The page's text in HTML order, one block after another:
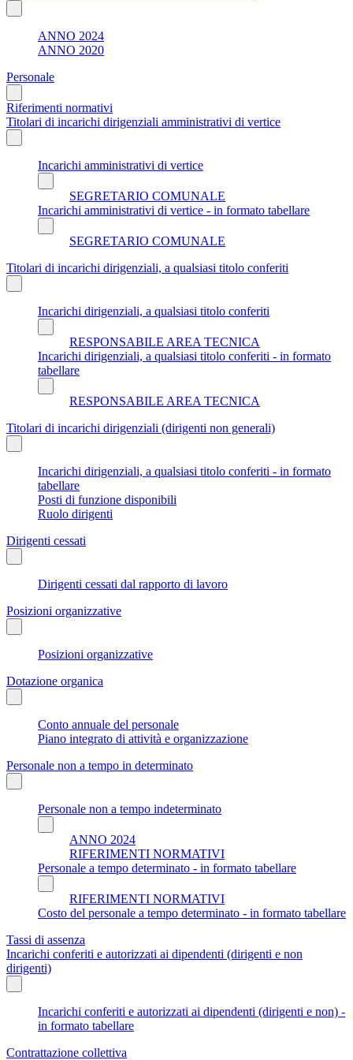
ANNO 2024
ANNO 2020
Personale
Riferimenti normativi
Titolari di incarichi dirigenziali amministrativi di vertice
Incarichi amministrativi di vertice
SEGRETARIO COMUNALE
Incarichi amministrativi di vertice - in formato tabellare
SEGRETARIO COMUNALE
Titolari di incarichi dirigenziali, a qualsiasi titolo conferiti
Incarichi dirigenziali, a qualsiasi titolo conferiti
RESPONSABILE AREA TECNICA
Incarichi dirigenziali, a qualsiasi titolo conferiti - in formato
tabellare
RESPONSABILE AREA TECNICA
Titolari di incarichi dirigenziali (dirigenti non generali)
Incarichi dirigenziali, a qualsiasi titolo conferiti - in formato
tabellare
Posti di funzione disponibili
Ruolo dirigenti
Dirigenti cessati
Dirigenti cessati dal rapporto di lavoro
Posizioni organizzative
Posizioni organizzative
Dotazione organica
Conto annuale del personale
Piano integrato di attività e organizzazione
Personale non a tempo in determinato
Personale non a tempo indeterminato
ANNO 2024
RIFERIMENTI NORMATIVI
Personale a tempo determinato - in formato tabellare
RIFERIMENTI NORMATIVI
Costo del personale a tempo determinato - in formato tabellare
Tassi di assenza
Incarichi conferiti e autorizzati ai dipendenti (dirigenti e non
dirigenti)
Incarichi conferiti e autorizzati ai dipendenti (dirigenti e non) -
in formato tabellare
Contrattazione collettiva